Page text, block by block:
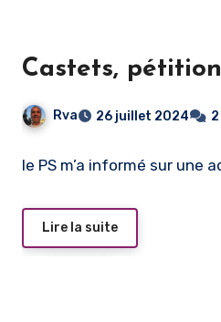
Castets,
Rva 26 juillet 2024
le PS m’a informé sur une
Lire la suite